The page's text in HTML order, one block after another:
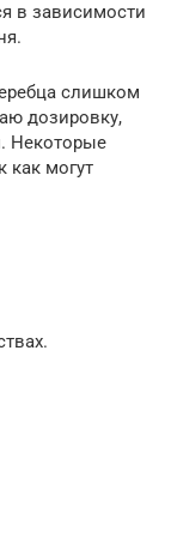
в зависимости
слишком
дозировку,
Некоторые
как могут